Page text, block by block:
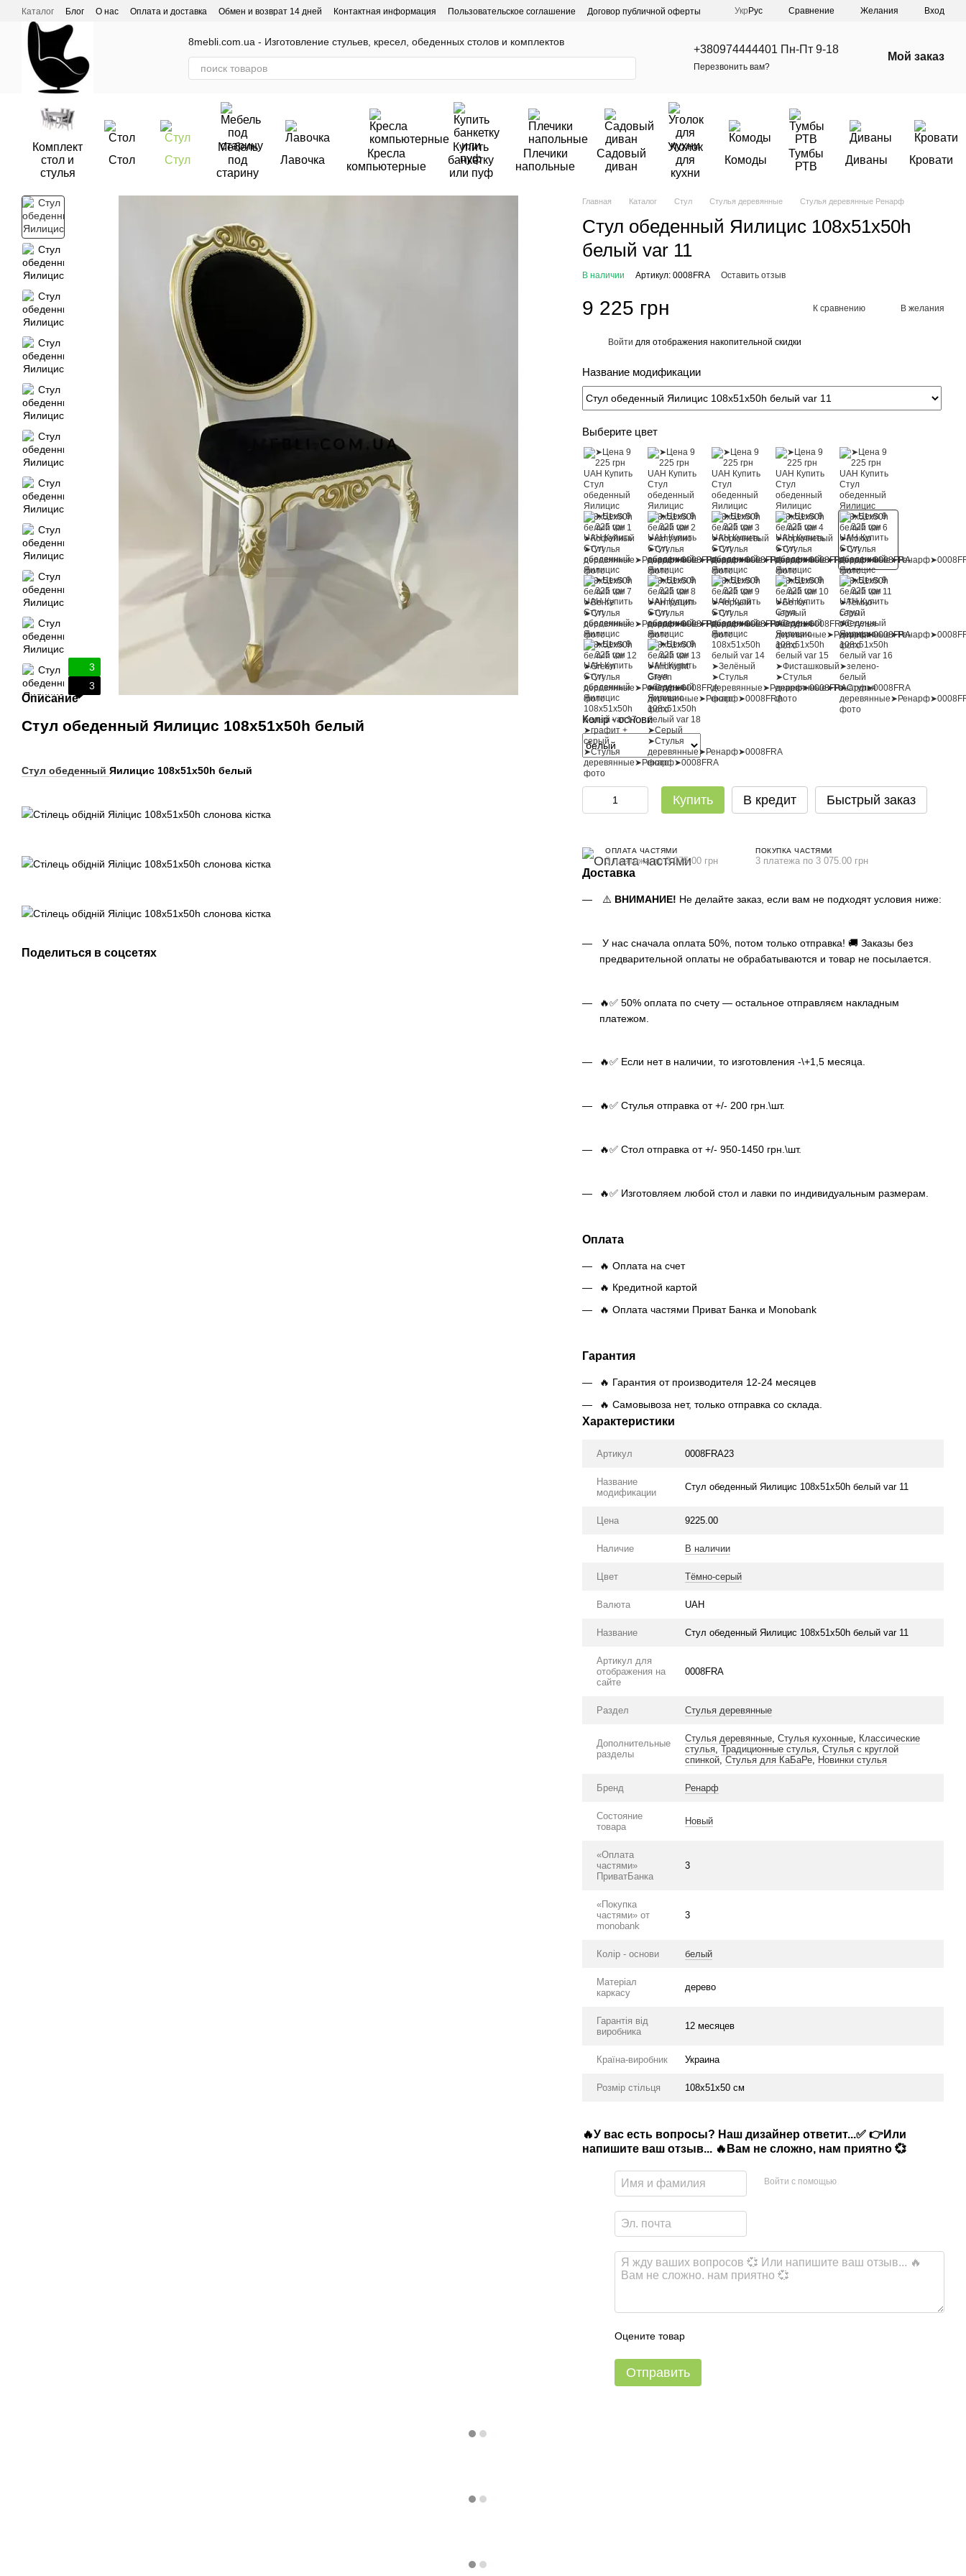
Перейти к основному контенту
Каталог Блог О нас Оплата и доставка Обмен и возврат 14 дней Контактная информация Пользовательское соглашение
Договор публичной оферты
Отзывы о магазине
Укр Рус Сравнение Желания Вход
8mebli.com.ua - Изготовление стульев, кресел, обеденных столов и комплектов
+380974444401 Пн-Пт 9-18
Перезвонить вам?
Мой заказ
Комплект
стол и
стулья
Стол Стул
Мебель
под
старину
Лавочка
Кресла
компьютерные
Купить
банкетку
или пуф
Плечики
напольные
Садовый
диван
Уголок
для
кухни
Комоды
Тумбы
РТВ
Диваны Кровати
3
3
Описание
Стул обеденный Яилицис 108х51х50h белый
Стул обеденный Яилицис 108х51х50h белый
Поделиться в соцсетях
Главная Каталог Стул Стулья деревянные Стулья деревянные Ренарф
Стул обеденный Яилицис 108х51х50h
белый var 11
В наличии Артикул: 0008FRA Оставить отзыв
9 225 грн К сравнению В желания
Войти для отображения накопительной скидки
Название модификации
Выберите цвет
Колір - основи
Купить В кредит Быстрый заказ
ОПЛАТА ЧАСТЯМИ
3 платежа по 3 075.00 грн
ПОКУПКА ЧАСТЯМИ
3 платежа по 3 075.00 грн
Доставка
⚠️ ВНИМАНИЕ! Не делайте заказ, если вам не подходят условия ниже:
У нас сначала оплата 50%, потом только отправка! 🚚 Заказы без
предварительной оплаты не обрабатываются и товар не посылается.
🔥✅ 50% оплата по счету — остальное отправляєм накладным
платежом.
🔥✅ Если нет в наличии, то изготовления -\+1,5 месяца.
🔥✅ Стулья отправка от +/- 200 грн.\шт.
🔥✅ Стол отправка от +/- 950-1450 грн.\шт.
🔥✅ Изготовляем любой стол и лавки по индивидуальным размерам.
Оплата
🔥 Оплата на счет
🔥 Кредитной картой
🔥 Оплата частями Приват Банка и Monobank
Гарантия
🔥 Гарантия от производителя 12-24 месяцев
🔥 Самовывоза нет, только отправка со склада.
Характеристики
Артикул 0008FRA23
Название
модификации
Стул обеденный Яилицис 108х51х50h белый var 11
Цена 9225.00
Наличие В наличии
Цвет Тёмно-серый
Валюта UAH
Название Стул обеденный Яилицис 108х51х50h белый var 11
Артикул для
отображения на
сайте
0008FRA
Раздел Стулья деревянные
Дополнительные
разделы
Стулья деревянные,Стулья кухонные, Классические
стулья,Традиционные стулья,Стулья с круглой
спинкой,Стулья для КаБаРе, Новинки стулья
Бренд Ренарф
Состояние
товара
Новый
«Оплата
частями»
ПриватБанка
3
«Покупка
частями» от
monobank
3
Колір - основи белый
Матеріал
каркасу
дерево
Гарантія від
виробника
12 месяцев
Країна-виробник Украина
Розмір стільця 108х51х50 см
🔥У вас есть вопросы? Наш дизайнер ответит...✅ 👉Или
напишите ваш отзыв... 🔥Вам не сложно, нам приятно 💞
Войти с помощью
Оцените товар
Отправить